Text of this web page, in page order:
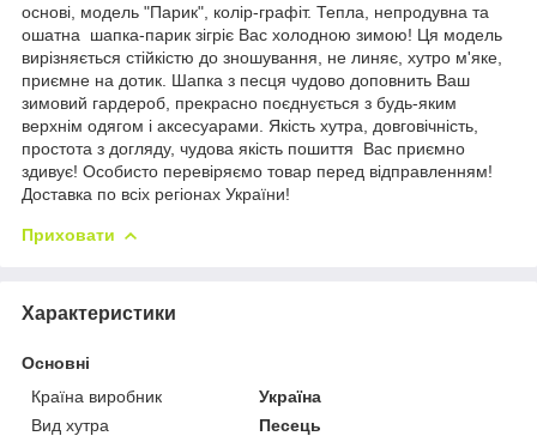
основі, модель "Парик", колір-графіт. Тепла, непродувна та
ошатна шапка-парик зігріє Вас холодною зимою! Ця модель
вирізняється стійкістю до зношування, не линяє, хутро м'яке,
приємне на дотик. Шапка з песця чудово доповнить Ваш
зимовий гардероб, прекрасно поєднується з будь-яким
верхнім одягом і аксесуарами. Якість хутра, довговічність,
простота з догляду, чудова якість пошиття Вас приємно
здивує! Особисто перевіряємо товар перед відправленням!
Доставка по всіх регіонах України!
Приховати
Характеристики
Основні
Країна виробник
Україна
Вид хутра
Песець